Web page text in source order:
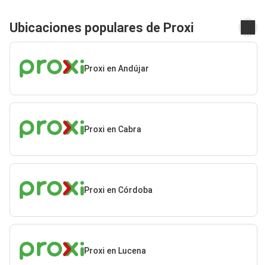
Ubicaciones populares de Proxi
Proxi en Andújar
Proxi en Cabra
Proxi en Córdoba
Proxi en Lucena